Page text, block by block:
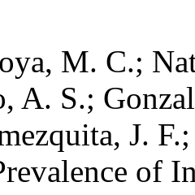
M. C.;
A. S.;
J.
of